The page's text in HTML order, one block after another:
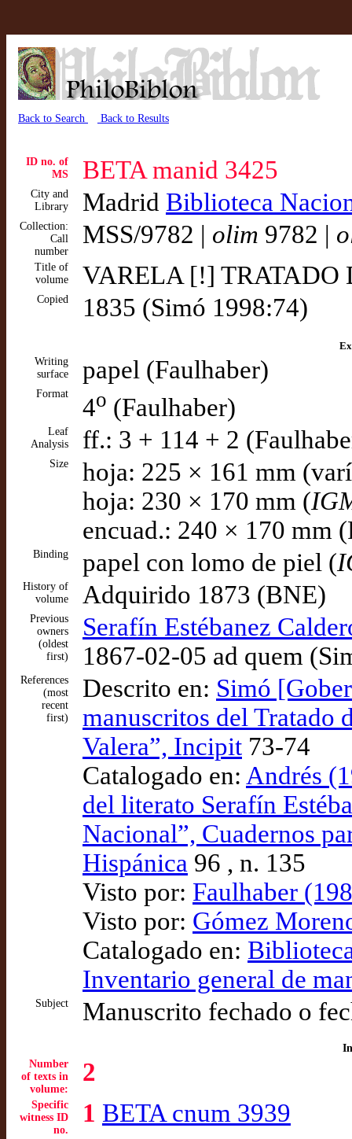
Back to Search Back to Results
ID no. of
MS
BETA manid 3425
City and
Library
Madrid Biblioteca
Collection:
Call
number
MSS/9782 | olim 9782 |
Title of
volume
VARELA [!] TRATADO
Copied 1835 (Simó 1998:74)
Writing
surface
papel (Faulhaber)
Format 4o (Faulhaber)
Leaf
Analysis
ff.: 3 + 114 + 2
Size
hoja: 225 × 161 mm
hoja: 230 × 170 mm (
encuad.: 240 × 170 mm
Binding papel con lomo de piel (
History of
volume
Adquirido 1873 (BNE)
Previous
owners
(oldest
first)
Serafín Estébanez
1867-02-05 ad quem
References
(most
recent
first)
Descrito en: Simó
manuscritos del Tratado
Valera”, Incipit 73-74
Catalogado en: Andrés
del literato Serafín
Nacional”, Cuadernos
Hispánica 96 , n. 135
Visto por: Faulhaber
Visto por: Gómez
Catalogado en:
Inventario general de
Subject Manuscrito fechado o
Number
of texts in
volume:
2
Specific
witness ID
no.
1 BETA cnum 3939